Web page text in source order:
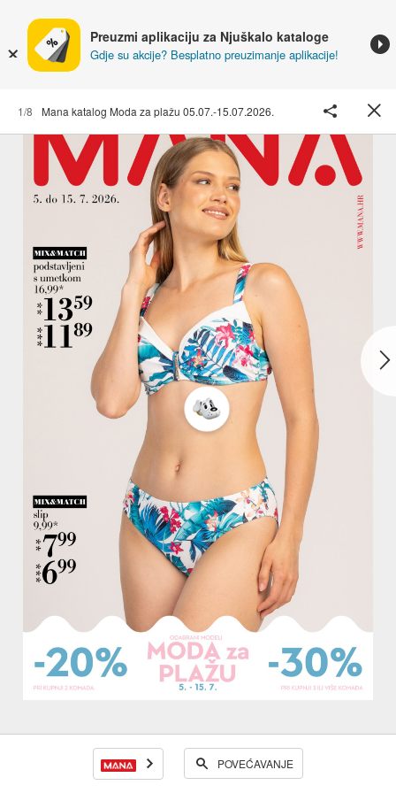
Preuzmi aplikaciju za Njuškalo kataloge
Gdje su akcije? Besplatno preuzimanje aplikacije!
1/8 Mana katalog Moda za plažu 05.07.-15.07.2026.
POVEĆAVANJE